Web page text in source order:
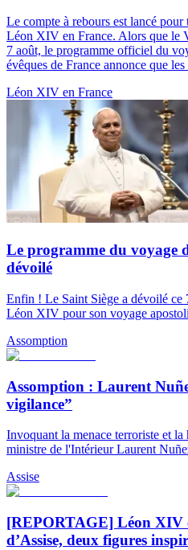
Le compte à rebours est lancé
Léon XIV en France. Alors que le
7 août, le programme officiel du
évêques de France annonce que
Léon XIV en France
Le programme du voyage
dévoilé
Enfin ! Le Saint Siège a dévoilé ce
Léon XIV pour son voyage
Assomption
Assomption : Laurent
vigilance”
Invoquant la menace terroriste et la
ministre de l'Intérieur Laurent
Assise
[REPORTAGE] Léon XIV
d’Assise, deux figures